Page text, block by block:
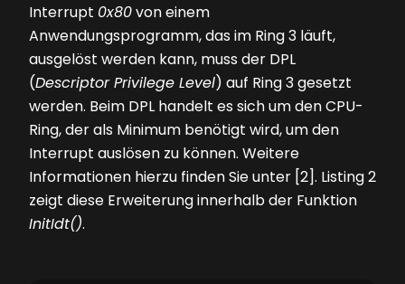
Interrupt 0x80von einem
Anwendungsprogramm, das im Ring 3 läuft,
ausgelöst werden kann, muss der DPL
(Descriptor Privilege Level) auf Ring 3 gesetzt
werden. Beim DPL handelt es sich um den CPU-
Ring, der als Minimum benötigt wird, um den
Interrupt auslösen zu können. Weitere
Informationen hierzu finden Sie unter [2]. Listing 2
zeigt diese Erweiterung innerhalb der Funktion
InitIdt().